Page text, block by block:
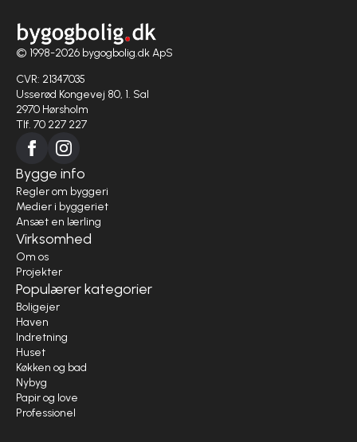
© 1998-2026 bygogbolig.dk ApS
CVR: 21347035
Usserød Kongevej 80, 1. Sal
2970 Hørsholm
Tlf. 70 227 227
Bygge info
Regler om byggeri
Medier i byggeriet
Ansæt en lærling
Virksomhed
Om os
Projekter
Populærer kategorier
Boligejer
Haven
Indretning
Huset
Køkken og bad
Nybyg
Papir og love
Professionel